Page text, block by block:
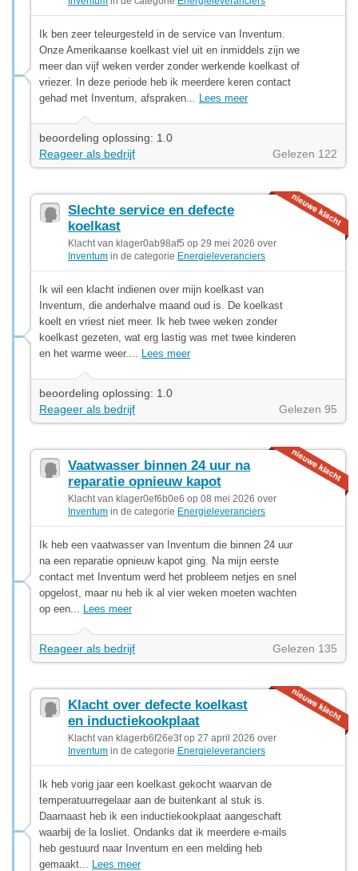
Ik ben zeer teleurgesteld in de service van Inventum.
Onze Amerikaanse koelkast viel uit en inmiddels zijn we
meer dan vijf weken verder zonder werkende koelkast of
vriezer. In deze periode heb ik meerdere keren contact
gehad met Inventum, afspraken... Lees meer
beoordeling oplossing: 1.0
Reageer als bedrijf
Gelezen 122
Slechte service en defecte
koelkast
Klacht van klager0ab98af5 op 29 mei 2026 over
Inventum in de categorie Energieleveranciers
Ik wil een klacht indienen over mijn koelkast van
Inventum, die anderhalve maand oud is. De koelkast
koelt en vriest niet meer. Ik heb twee weken zonder
koelkast gezeten, wat erg lastig was met twee kinderen
en het warme weer.... Lees meer
beoordeling oplossing: 1.0
Reageer als bedrijf
Gelezen 95
Vaatwasser binnen 24 uur na
reparatie opnieuw kapot
Klacht van klager0ef6b0e6 op 08 mei 2026 over
Inventum in de categorie Energieleveranciers
Ik heb een vaatwasser van Inventum die binnen 24 uur
na een reparatie opnieuw kapot ging. Na mijn eerste
contact met Inventum werd het probleem netjes en snel
opgelost, maar nu heb ik al vier weken moeten wachten
op een... Lees meer
Reageer als bedrijf Gelezen 135
Klacht over defecte koelkast
en inductiekookplaat
Klacht van klagerb6f26e3f op 27 april 2026 over
Inventum in de categorie Energieleveranciers
Ik heb vorig jaar een koelkast gekocht waarvan de
temperatuurregelaar aan de buitenkant al stuk is.
Daarnaast heb ik een inductiekookplaat aangeschaft
waarbij de la losliet. Ondanks dat ik meerdere e-mails
heb gestuurd naar Inventum en een melding heb
gemaakt... Lees meer